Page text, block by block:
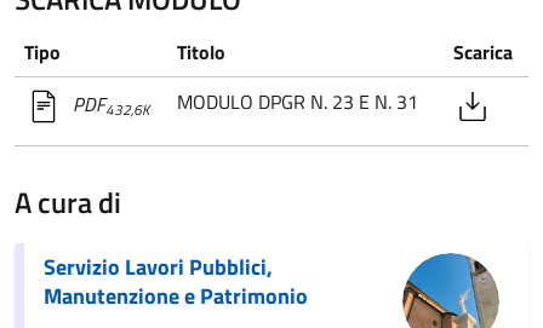
Tipo Titolo
Scarica
PDF432,6K MODULO DPGR N. 23 E N. 31
A cura di
Servizio Lavori Pubblici,
Manutenzione e Patrimonio